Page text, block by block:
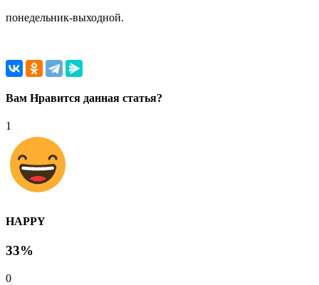
понедельник-выходной.
Вам Нравится данная статья?
1
HAPPY
33%
0